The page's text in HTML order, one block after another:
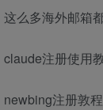
么多海外邮箱
注册使用
注册敦